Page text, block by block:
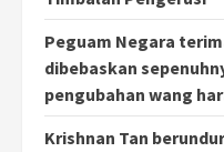
Peguam Negara
dibebaskan
pengubahan wang
Krishnan Tan